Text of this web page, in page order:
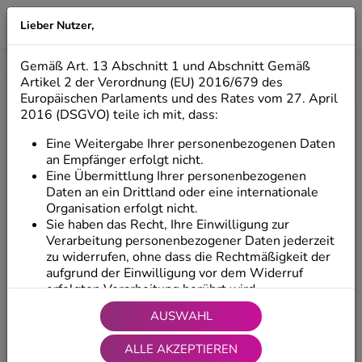
LILIO
Start / Produkte / Dekorative Figuren / Hängende Figuren
Lieber Nutzer,
Gemäß Art. 13 Abschnitt 1 und Abschnitt Gemäß
Artikel 2 der Verordnung (EU) 2016/679 des
Europäischen Parlaments und des Rates vom 27. April
2016 (DSGVO) teile ich mit, dass:
Eine Weitergabe Ihrer personenbezogenen Daten
an Empfänger erfolgt nicht.
Eine Übermittlung Ihrer personenbezogenen
Daten an ein Drittland oder eine internationale
Organisation erfolgt nicht.
Sie haben das Recht, Ihre Einwilligung zur
Verarbeitung personenbezogener Daten jederzeit
zu widerrufen, ohne dass die Rechtmäßigkeit der
aufgrund der Einwilligung vor dem Widerruf
erfolgten Verarbeitung berührt wird.
Sie haben das Recht, auf Ihre Daten zuzugreifen
und diese zu berichtigen sowie Ihre
personenbezogenen Daten zu übertragen, d. h.
Ihre personenbezogenen Daten vom
AUSWAHL
ALLE AKZEPTIEREN